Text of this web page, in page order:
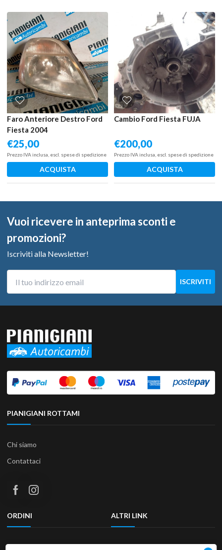
Faro Anteriore Destro Ford
Fiesta 2004
€25,00
Prezzo IVA inclusa, escl. spese di spedizione
ACQUISTA
Cambio Ford Fiesta FUJA
€200,00
Prezzo IVA inclusa, escl. spese di spedizione
ACQUISTA
Vuoi ricevere in anteprima sconti e
promozioni?
Iscriviti alla Newsletter!
PIANIGIANI ROTTAMI
Chi siamo
Contattaci
ORDINI
Termini e condizioni
ALTRI LINK
Privacy Policy